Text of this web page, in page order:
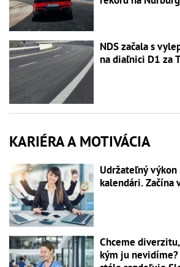
NDS začala s
na diaľnici D1 za
KARIÉRA A MOTIVÁCIA
Udržateľný výkon
kalendári. Začína
Chceme
kým ju